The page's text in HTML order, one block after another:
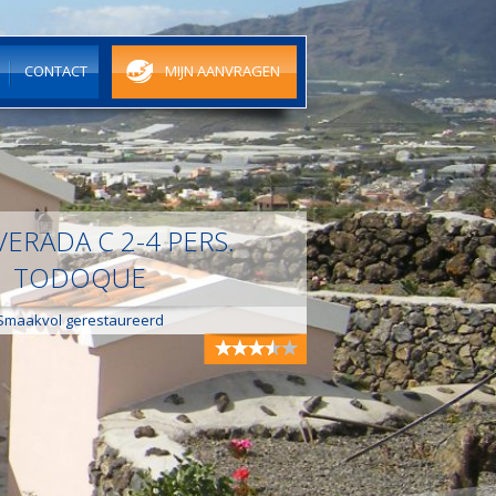
CONTACT MIJN AANVRAGEN
C 2-4 PERS.
TODOQUE
gerestaureerd